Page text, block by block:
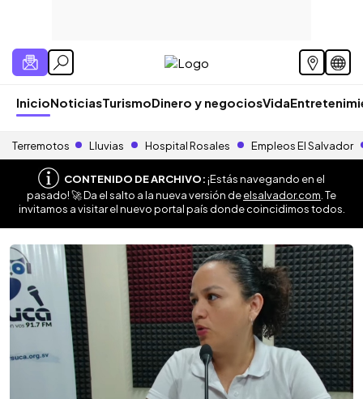
InicioNoticiasTurismoDinero y negociosVida
Terremotos Lluvias Hospital Rosales Empleos El Salvador
CONTENIDO DE ARCHIVO:¡Estás navegando en el
pasado! 🚀 Da el salto a la nueva versión deelsalvador.com . Te
invitamos a visitar el nuevo portal país donde coincidimos todos.